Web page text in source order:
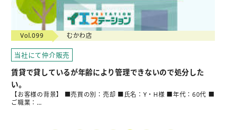
Vol.099 むかわ店
当社にて仲介販売
賃貸で貸しているが年齢により管理できないので処分した
い。
【お客様の背景】 ■売買の別：売却 ■氏名：Y・H様 ■年代：60代 ■
ご職業：…